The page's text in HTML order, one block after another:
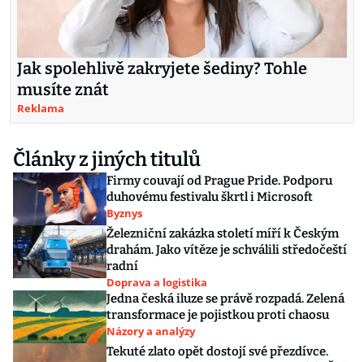
Jak spolehlivě zakryjete šediny? Tohle
musíte znát
Reklama
Články z jiných titulů
Firmy couvají od Prague Pride. Podporu
duhovému festivalu škrtl i Microsoft
Byznys
Železniční zakázka století míří k Českým
drahám. Jako vítěze je schválili středočeští
radní
Doprava a logistika
Jedna česká iluze se právě rozpadá. Zelená
transformace je pojistkou proti chaosu
Názory a analýzy
Tekuté zlato opět dostojí své přezdívce.